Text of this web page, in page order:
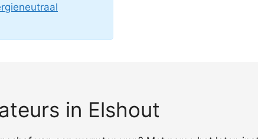
in Elshout